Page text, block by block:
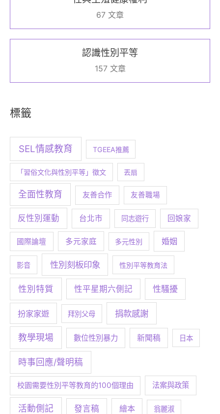
67 文章
認識性別平等
157 文章
標籤
SEL情感教育 TGEEA推薦
「習俗文化與性別平等」徵文 丟扇
全面性教育 友善合作 友善職場
反性別運動 台北市 同志遊行 回娘家
國際論壇 多元家庭 多元性別 婚姻
影音 性別刻板印象 性別平等教育法
性別特質 性平星期六側記 性騷擾
扮家家遊 拜別父母 捐款感謝
教學現場 數位性別暴力 新聞稿 日本
時事回應/聲明稿
校園需要性別平等教育的100個理由 法案與政策
活動側記 發言稿 繪本 翁麗淑